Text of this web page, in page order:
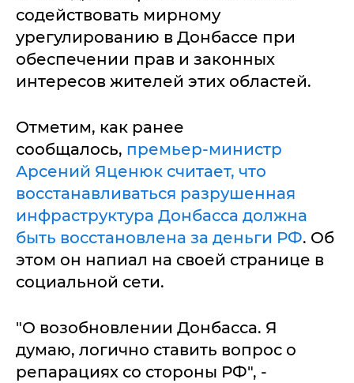
содействовать мирному
урегулированию в Донбассе при
обеспечении прав и законных
интересов жителей этих областей.
Отметим, как ранее
сообщалось, премьер-министр
Арсений Яценюк считает, что
восстанавливаться разрушенная
инфраструктура Донбасса должна
быть восстановлена за деньги РФ. Об
этом он напиал на своей странице в
социальной сети.
"О возобновлении Донбасса. Я
думаю, логично ставить вопрос о
репарациях со стороны РФ", -